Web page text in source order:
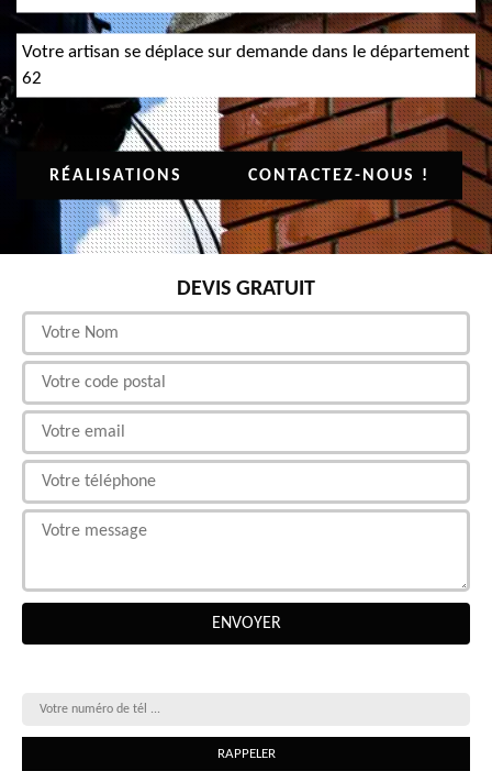
Votre artisan se déplace sur demande dans le département
62
RÉALISATIONS CONTACTEZ-NOUS !
DEVIS GRATUIT